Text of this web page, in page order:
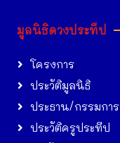
มูลนิธิดวงประทีป
โครงการ
ประวัติมูลนิธิ
ประธาน/กรรมการ
ประวัติครูประทีป